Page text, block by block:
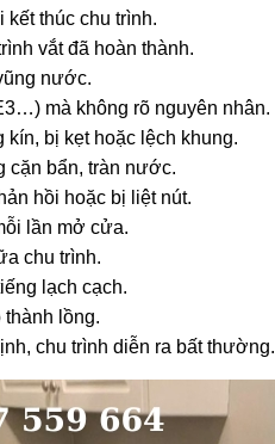
kết thúc chu trình.
vắt đã hoàn thành.
nước.
mà không rõ nguyên nhân.
bị kẹt hoặc lệch khung.
cặn bẩn, tràn nước.
hồi hoặc bị liệt nút.
lần mở cửa.
chu trình.
lạch cạch.
thành lồng.
chu trình diễn ra bất thường.